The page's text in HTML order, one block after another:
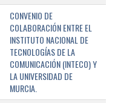
CONVENIO DE
COLABORACIÓN ENTRE EL
INSTITUTO NACIONAL DE
TECNOLOGÍAS DE LA
COMUNICACIÓN (INTECO) Y
LA UNIVERSIDAD DE
MURCIA.